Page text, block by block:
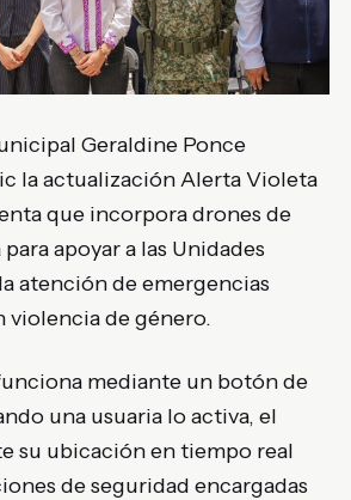
Geraldine Ponce
la actualización Alerta Violeta
que incorpora drones de
apoyar a las Unidades
atención de emergencias
violencia de género.
mediante un botón de
una usuaria lo activa, el
su ubicación en tiempo real
de seguridad encargadas